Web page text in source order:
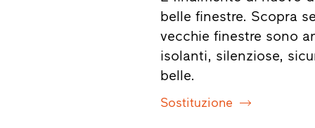
belle finestre. Scopra
vecchie finestre sono
isolanti, silenziose,
belle.
Sostituzione